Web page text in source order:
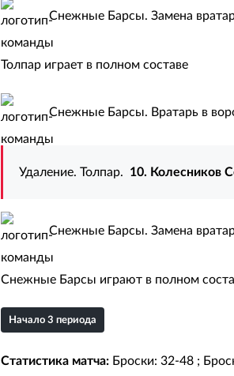
Снежные Барсы. Замена
Толпар играет в полном составе
Снежные Барсы. Вратарь в
Удаление. Толпар. 10. Колесников
Снежные Барсы. Замена
Снежные Барсы играют в полном
Начало 3 периода
Статистика матча:Броски: 32-48 ;